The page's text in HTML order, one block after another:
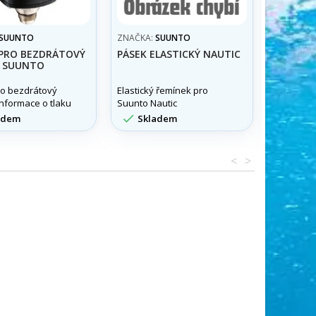
BEZDRÁTOVÝ
SUUNTO
bezdrátový
o tlaku
počítače
ZNAČKA: SUUNTO
PÁSEK ELASTICKÝ NAUTIC
Elastický řemínek pro
Suunto Nautic
 Skladem
ZNAČKA:
SONDA
Sonda k
SUUNTO
CORE/D5.

>
<